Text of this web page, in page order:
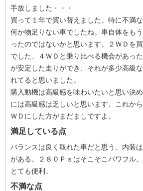
手放しました・・・
買って１年で買い替えました。特に不満
何か物足りない車でしたね。車自体をも
ったのではないかと思います。２ＷＤを
でした、４ＷＤと乗り比べる機会があっ
が安定した走りができ、それが多少高級
れてると思いました。
購入動機は高級感を味わいたいと思い決
には高級感は乏しいと思います。これか
ＷＤにした方がまだましですよ。
満足している点
バランスは良く取れた車だと思う。内装
がある。２８０Ｐｓはそこそこパワフル
とても便利。
不満な点